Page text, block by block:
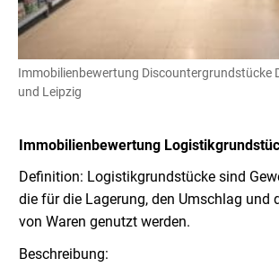
Immobilienbewertung Discountergrundstücke
und Leipzig
Immobilienbewertung
Definition: Logistikgrundstücke sind
die für die Lagerung, den Umschlag und
von Waren genutzt werden.
Beschreibung: